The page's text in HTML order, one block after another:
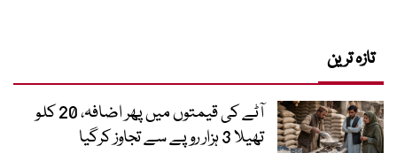
تازہ ترین
آٹے کی قیمتوں میں پھر اضافہ، 20 کلو
تھیلا 3 ہزار روپے سے تجاوز کرگیا